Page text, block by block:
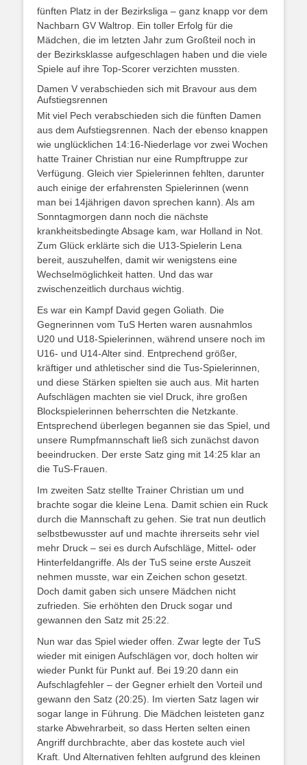
fünften Platz in der Bezirksliga – ganz knapp vor dem
Nachbarn GV Waltrop. Ein toller Erfolg für die
Mädchen, die im letzten Jahr zum Großteil noch in
der Bezirksklasse aufgeschlagen haben und die viele
Spiele auf ihre Top-Scorer verzichten mussten.
Damen V verabschieden sich mit Bravour aus dem
Aufstiegsrennen
Mit viel Pech verabschieden sich die fünften Damen
aus dem Aufstiegsrennen. Nach der ebenso knappen
wie unglücklichen 14:16-Niederlage vor zwei Wochen
hatte Trainer Christian nur eine Rumpftruppe zur
Verfügung. Gleich vier Spielerinnen fehlten, darunter
auch einige der erfahrensten Spielerinnen (wenn
man bei 14jährigen davon sprechen kann). Als am
Sonntagmorgen dann noch die nächste
krankheitsbedingte Absage kam, war Holland in Not.
Zum Glück erklärte sich die U13-Spielerin Lena
bereit, auszuhelfen, damit wir wenigstens eine
Wechselmöglichkeit hatten. Und das war
zwischenzeitlich durchaus wichtig.
Es war ein Kampf David gegen Goliath. Die
Gegnerinnen vom TuS Herten waren ausnahmlos
U20 und U18-Spielerinnen, während unsere noch im
U16- und U14-Alter sind. Entprechend größer,
kräftiger und athletischer sind die Tus-Spielerinnen,
und diese Stärken spielten sie auch aus. Mit harten
Aufschlägen machten sie viel Druck, ihre großen
Blockspielerinnen beherrschten die Netzkante.
Entsprechend überlegen begannen sie das Spiel, und
unsere Rumpfmannschaft ließ sich zunächst davon
beeindrucken. Der erste Satz ging mit 14:25 klar an
die TuS-Frauen.
Im zweiten Satz stellte Trainer Christian um und
brachte sogar die kleine Lena. Damit schien ein Ruck
durch die Mannschaft zu gehen. Sie trat nun deutlich
selbstbewusster auf und machte ihrerseits sehr viel
mehr Druck – sei es durch Aufschläge, Mittel- oder
Hinterfeldangriffe. Als der TuS seine erste Auszeit
nehmen musste, war ein Zeichen schon gesetzt.
Doch damit gaben sich unsere Mädchen nicht
zufrieden. Sie erhöhten den Druck sogar und
gewannen den Satz mit 25:22.
Nun war das Spiel wieder offen. Zwar legte der TuS
wieder mit einigen Aufschlägen vor, doch holten wir
wieder Punkt für Punkt auf. Bei 19:20 dann ein
Aufschlagfehler – der Gegner erhielt den Vorteil und
gewann den Satz (20:25). Im vierten Satz lagen wir
sogar lange in Führung. Die Mädchen leisteten ganz
starke Abwehrarbeit, so dass Herten selten einen
Angriff durchbrachte, aber das kostete auch viel
Kraft. Und Alternativen fehlten aufgrund des kleinen